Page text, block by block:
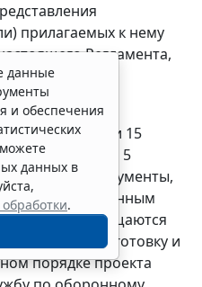
прилагаемых к нему
Регламента,
подлежит
возврату.
(до 15 июня и 15
5 июня и 5
Управление документы,
установленным
обобщаются
подготовку и
порядке проекта
данные
и обеспечения
данных в
.